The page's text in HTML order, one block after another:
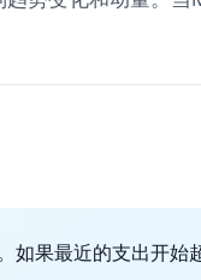
如果最近的支出开